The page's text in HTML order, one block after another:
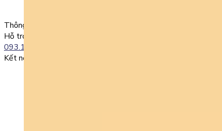
Thông tin liên lạc
Hỗ trợ kỹ thuật:
093.120.8686
Kết nối với chúng tôi